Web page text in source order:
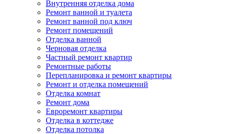
Внутренняя отделка дома
Ремонт ванной и туалета
Ремонт ванной под ключ
Ремонт помещений
Отделка ванной
Черновая отделка
Частный ремонт квартир
Ремонтные работы
Перепланировка и ремонт квартиры
Ремонт и отделка помещений
Отделка комнат
Ремонт дома
Евроремонт квартиры
Отделка в коттедже
Отделка потолка